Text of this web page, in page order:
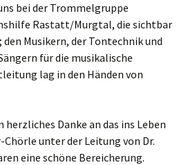
bei der Trommelgruppe
Rastatt/Murgtal, die sichtbar
Musikern, der Tontechnik und
für die musikalische
lag in den Händen von
herzliches Danke an das ins Leben
unter der Leitung von Dr.
eine schöne Bereicherung.